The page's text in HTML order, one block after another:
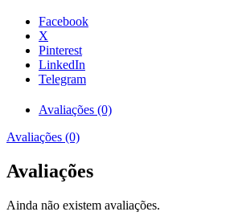
Facebook
X
Pinterest
LinkedIn
Telegram
Avaliações (0)
Avaliações (0)
Avaliações
Ainda não existem avaliações.